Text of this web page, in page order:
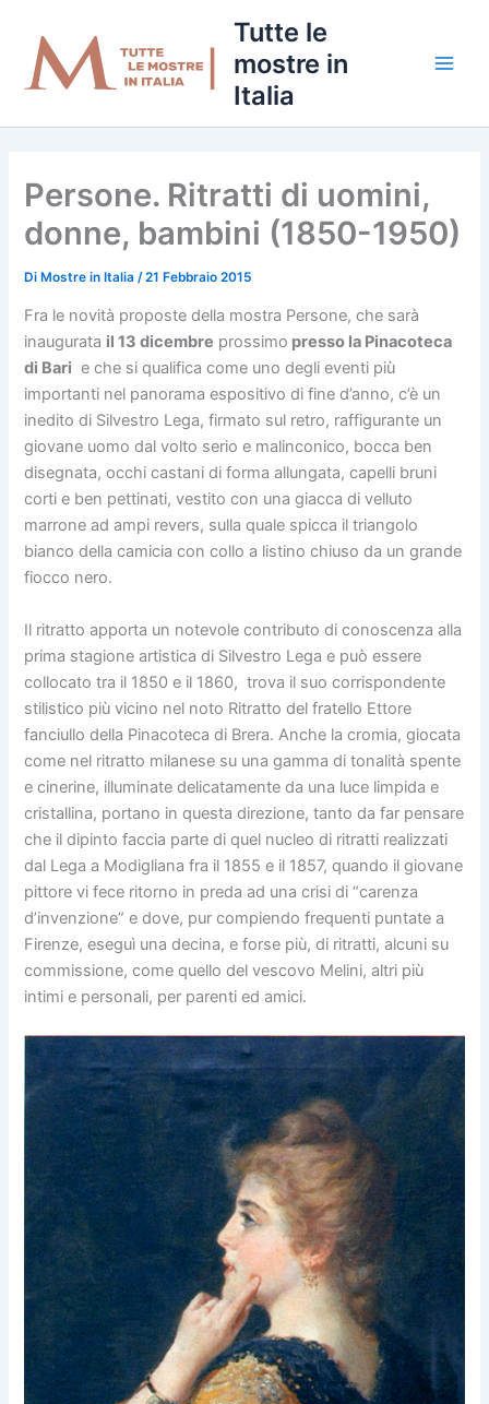
contenuto
Tutte le
mostre in
Italia
Persone. Ritratti di uomini,
donne, bambini (1850-1950)
Di Mostre in Italia/21 Febbraio 2015
Fra le novità proposte della mostra Persone, che sarà
inaugurata il 13 dicembre prossimo presso la Pinacoteca
di Bari e che si qualifica come uno degli eventi più
importanti nel panorama espositivo di fine d’anno, c’è un
inedito di Silvestro Lega, firmato sul retro, raffigurante un
giovane uomo dal volto serio e malinconico, bocca ben
disegnata, occhi castani di forma allungata, capelli bruni
corti e ben pettinati, vestito con una giacca di velluto
marrone ad ampi revers, sulla quale spicca il triangolo
bianco della camicia con collo a listino chiuso da un grande
fiocco nero.
Il ritratto apporta un notevole contributo di conoscenza alla
prima stagione artistica di Silvestro Lega e può essere
collocato tra il 1850 e il 1860, trova il suo corrispondente
stilistico più vicino nel noto Ritratto del fratello Ettore
fanciullo della Pinacoteca di Brera. Anche la cromia, giocata
come nel ritratto milanese su una gamma di tonalità spente
e cinerine, illuminate delicatamente da una luce limpida e
cristallina, portano in questa direzione, tanto da far pensare
che il dipinto faccia parte di quel nucleo di ritratti realizzati
dal Lega a Modigliana fra il 1855 e il 1857, quando il giovane
pittore vi fece ritorno in preda ad una crisi di “carenza
d’invenzione” e dove, pur compiendo frequenti puntate a
Firenze, eseguì una decina, e forse più, di ritratti, alcuni su
commissione, come quello del vescovo Melini, altri più
intimi e personali, per parenti ed amici.